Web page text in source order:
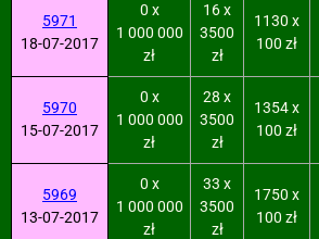
5971
18-07-2017
0 x
1 000 000
zł
16 x
3500
zł
1130 x
100 zł
5970
15-07-2017
0 x
1 000 000
zł
28 x
3500
zł
1354 x
100 zł
5969
13-07-2017
0 x
1 000 000
zł
33 x
3500
zł
1750 x
100 zł